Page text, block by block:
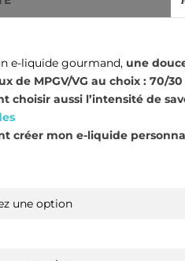
e-liquide gourmand, une
de MPGV/VG au choix : 70/
choisir aussi l’intensité de
créer mon e-liquide